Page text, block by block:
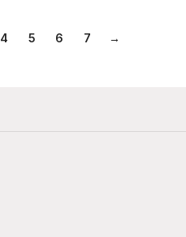
4 5 6 7 →